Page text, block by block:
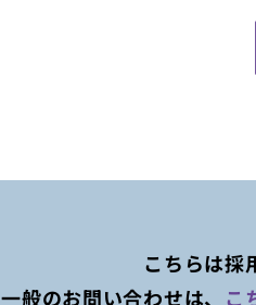
こちらは採
一般のお問い合わせは、 こ